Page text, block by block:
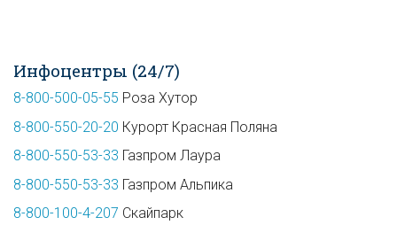
Инфоцентры (24/7)
8-800-500-05-55 Роза Хутор
8-800-550-20-20 Курорт Красная Поляна
8-800-550-53-33 Газпром Лаура
8-800-550-53-33 Газпром Альпика
8-800-100-4-207 Скайпарк